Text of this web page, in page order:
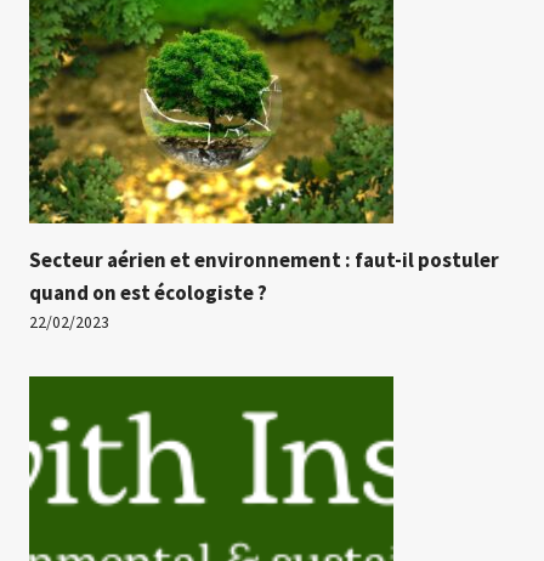
Secteur aérien et environnement : faut-il postuler
quand on est écologiste ?
22/02/2023